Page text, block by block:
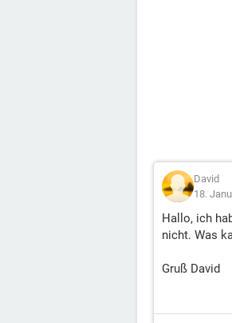
David
18.
Hallo, ich
nicht. Was
Gruß David